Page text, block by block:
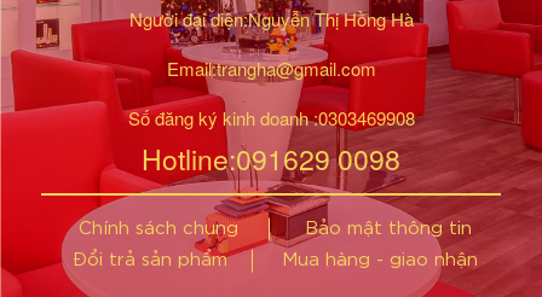
Người đại diện:Nguyễn Thị Hồng Hà
Email:trangha@gmail.com
Số đăng ký kinh doanh :0303469908
Hotline:091629 0098
Chính sách chung
Bảo mật thông tin
Đổi trả sản phẩm
Mua hàng - giao nhận